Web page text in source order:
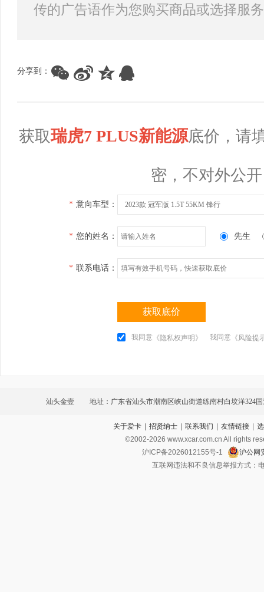
传的广告语作为您购买商品或选择服
分享到：
获取瑞虎7 PLUS新能源底价，请
密，不对外公
* 意向车型： 2023款 冠军版 1.5T 55KM 锋行
* 您的姓名： 先生
* 联系电话：
获取底价
我同意 《隐私权声明》 我同意 《风险提
汕头金壹 地址：广东省汕头市潮南区峡山街道练南村白坟洋324
汽车城A幢首层A17
关于爱卡 | 招贤纳士 | 联系我们 | 友情链接 |
©2002-2026 www.xcar.com.cn All rights
沪ICP备2026012155号-1
沪公网
互联网违法和不良信息举报方式：